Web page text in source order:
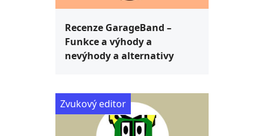
Recenze GarageBand –
Funkce a výhody a
nevýhody a alternativy
Zvukový editor